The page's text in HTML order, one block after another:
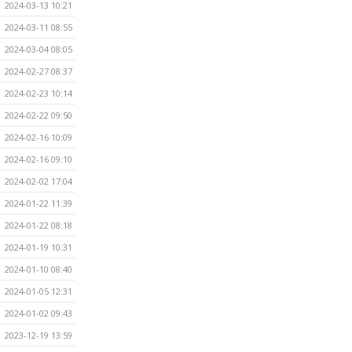
2024-03-13 10:21
2024-03-11 08:55
2024-03-04 08:05
2024-02-27 08:37
2024-02-23 10:14
2024-02-22 09:50
2024-02-16 10:09
2024-02-16 09:10
2024-02-02 17:04
2024-01-22 11:39
2024-01-22 08:18
2024-01-19 10:31
2024-01-10 08:40
2024-01-05 12:31
2024-01-02 09:43
2023-12-19 13:59